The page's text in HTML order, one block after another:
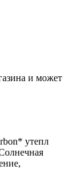
и может
утепл